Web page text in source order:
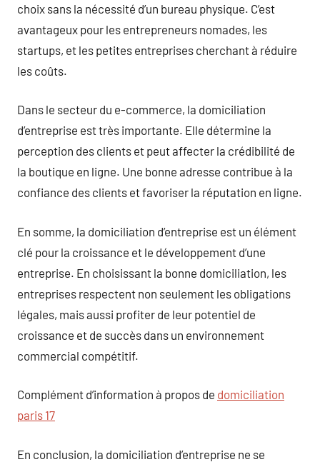
choix sans la nécessité d’un bureau physique. C’est
avantageux pour les entrepreneurs nomades, les
startups, et les petites entreprises cherchant à réduire
les coûts.
Dans le secteur du e-commerce, la domiciliation
d’entreprise est très importante. Elle détermine la
perception des clients et peut affecter la crédibilité de
la boutique en ligne. Une bonne adresse contribue à la
confiance des clients et favoriser la réputation en ligne.
En somme, la domiciliation d’entreprise est un élément
clé pour la croissance et le développement d’une
entreprise. En choisissant la bonne domiciliation, les
entreprises respectent non seulement les obligations
légales, mais aussi profiter de leur potentiel de
croissance et de succès dans un environnement
commercial compétitif.
Complément d’information à propos de domiciliation
paris 17
En conclusion, la domiciliation d’entreprise ne se